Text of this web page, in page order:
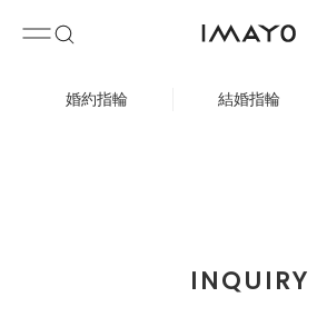
婚約指輪 結婚指輪
INQUIRY